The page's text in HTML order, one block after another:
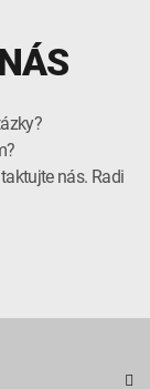
nás. Radi